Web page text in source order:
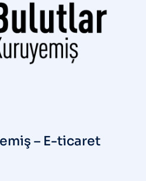
– E-ticaret